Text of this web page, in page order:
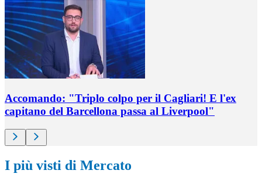
Accomando: "Triplo colpo per il Cagliari! E l'ex
capitano del Barcellona passa al Liverpool"
I più visti di Mercato